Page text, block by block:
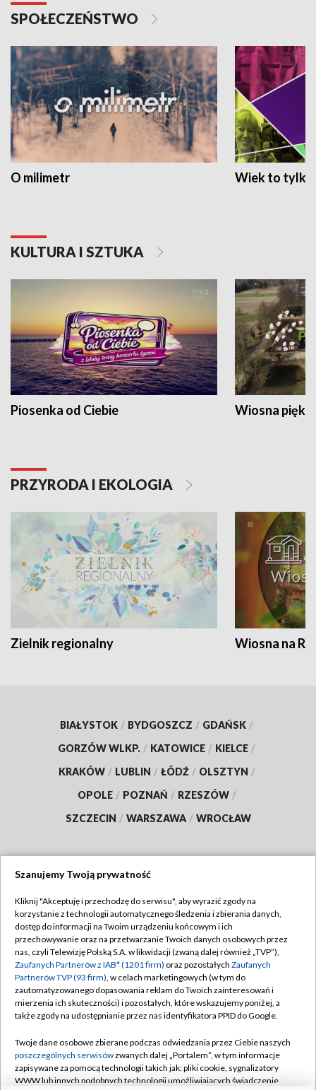
SPOŁECZEŃSTWO
O milimetr Wiek to tylko
KULTURA I SZTUKA
Piosenka od Ciebie Wiosna
PRZYRODA I EKOLOGIA
Zielnik regionalny Wiosna na
BIAŁYSTOK / BYDGOSZCZ / GDAŃSK /
GORZÓW WLKP. / KATOWICE / KIELCE /
KRAKÓW / LUBLIN / ŁÓDŹ / OLSZTYN /
OPOLE / POZNAŃ / RZESZÓW /
SZCZECIN / WARSZAWA / WROCŁAW
TVP
Abonament TVP
Emisja w TVP
Centrum informacji TVP
Naziemna Telewizja Cyfrowa
Rada Programowa
System NOS
Regulamin TVP
Polityka prywatności
Moje zgody
Pomoc
Kontakt
Szanujemy Twoją prywatność
Kliknij "Akceptuję i przechodzę do serwisu", aby wyrazić zgody na
korzystanie z technologii automatycznego śledzenia i zbierania danych,
dostęp do informacji na Twoim urządzeniu końcowym i ich
przechowywanie oraz na przetwarzanie Twoich danych osobowych przez
nas, czyli Telewizję Polską S.A. w likwidacji (zwaną dalej również „TVP”),
Zaufanych Partnerów z IAB* (1201 firm) oraz pozostałych Zaufanych
Partnerów TVP (93 firm), w celach marketingowych (w tym do
zautomatyzowanego dopasowania reklam do Twoich zainteresowań i
mierzenia ich skuteczności) i pozostałych, które wskazujemy poniżej, a
także zgody na udostępnianie przez nas identyfikatora PPID do Google.
Twoje dane osobowe zbierane podczas odwiedzania przez Ciebie naszych
poszczególnych serwisówzwanych dalej „Portalem”, w tym informacje
zapisywane za pomocą technologii takich jak: pliki cookie, sygnalizatory
WWW lub innych podobnych technologii umożliwiających świadczenie